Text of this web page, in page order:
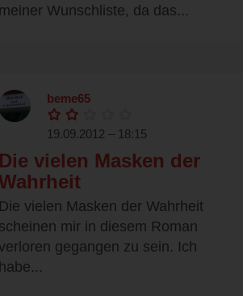
meiner Wunschliste, da das...
beme65
19.09.2012 – 18:15
Die vielen Masken der
Die vielen Masken der Wahrheit
scheinen mir in diesem Roman
gegangen zu sein. Ich
habe...